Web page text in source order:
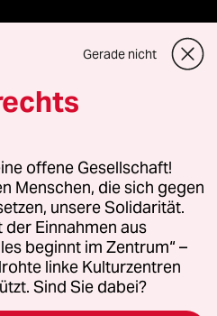
GmbH
Fragen oder für Genehmigungen
Kommune-Richtlinien
Impressum AGB
Gerade nicht
offene Gesellschaft!
Menschen, die sich gegen
unsere Solidarität.
Einnahmen aus
beginnt im Zentrum“ –
linke Kulturzentren
Sind Sie dabei?